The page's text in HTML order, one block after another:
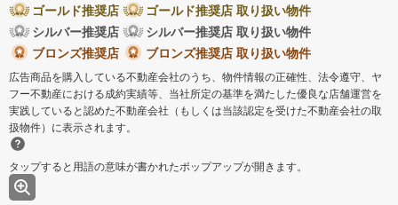
ゴールド推奨店
ゴールド推奨店 取り扱い物件
シルバー推奨店
シルバー推奨店 取り扱い物件
ブロンズ推奨店
ブロンズ推奨店 取り扱い物件
広告商品を購入している不動産会社のうち、物件情報の正確性、法令遵守、ヤ
フー不動産における成約実績等、当社所定の基準を満たした優良な店舗運営を
実践していると認めた不動産会社（もしくは当該認定を受けた不動産会社の取
扱物件）に表示されます。
タップすると用語の意味が書かれたポップアップが開きます。